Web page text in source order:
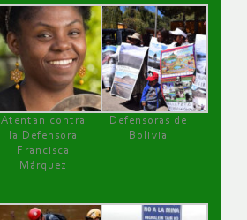
Atentan contra
la Defensora
Francisca
Márquez
Defensoras de
Bolivia